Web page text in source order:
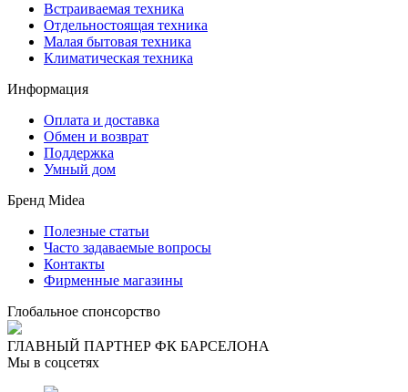
Встраиваемая техника
Отдельностоящая техника
Малая бытовая техника
Климатическая техника
Информация
Оплата и доставка
Обмен и возврат
Поддержка
Умный дом
Бренд Midea
Полезные статьи
Часто задаваемые вопросы
Контакты
Фирменные магазины
Глобальное спонсорство
ГЛАВНЫЙ ПАРТНЕР ФК БАРСЕЛОНА
Мы в соцсетях